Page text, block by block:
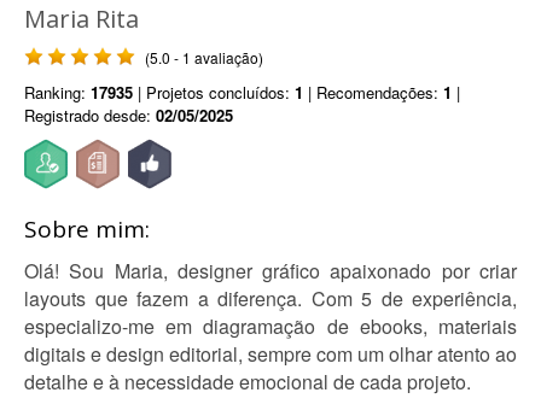
Maria Rita
(5.0 - 1 avaliação)
Ranking: 17935 | Projetos concluídos: 1 | Recomendações: 1 |
Registrado desde: 02/05/2025
Sobre mim:
Olá! Sou Maria, designer gráfico apaixonado por criar
layouts que fazem a diferença. Com 5 de experiência,
especializo-me em diagramação de ebooks, materiais
digitais e design editorial, sempre com um olhar atento ao
detalhe e à necessidade emocional de cada projeto.